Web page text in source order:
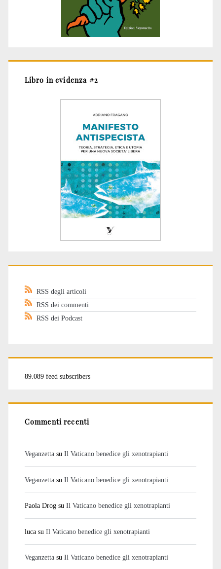
Libro in evidenza #2
RSS degli articoli
RSS dei commenti
RSS dei Podcast
89.089 feed subscribers
Commenti recenti
Veganzettasu Il Vaticano benedice gli xenotrapianti
Veganzettasu Il Vaticano benedice gli xenotrapianti
Paola Drogsu Il Vaticano benedice gli xenotrapianti
lucasu Il Vaticano benedice gli xenotrapianti
Veganzettasu Il Vaticano benedice gli xenotrapianti